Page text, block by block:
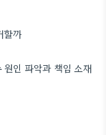
할까
원인 파악과 책임 소재